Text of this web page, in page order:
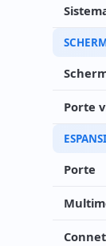
Porte
Porte